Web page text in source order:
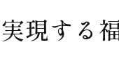
現する